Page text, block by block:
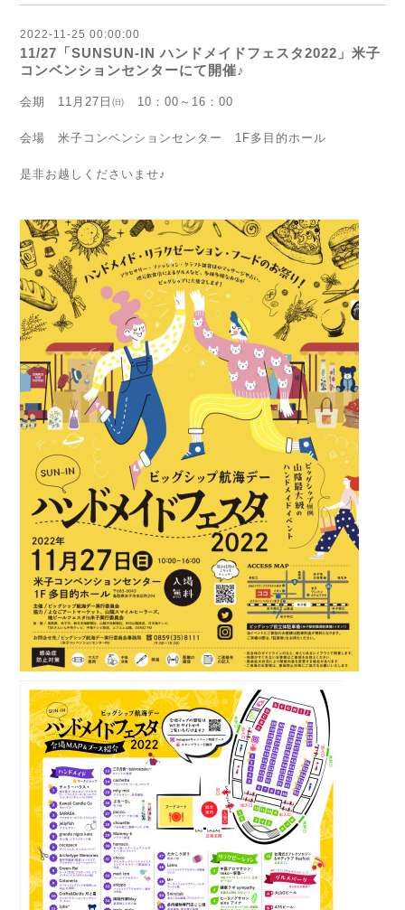
2022-11-25 00:00:00
11/27「SUNSUN-IN ハンドメイドフェスタ2022」米子
コンベンションセンターにて開催♪
会期 11月27日㈰ 10：00～16：00
会場 米子コンベンションセンター 1F多目的ホール
是非お越しくださいませ♪